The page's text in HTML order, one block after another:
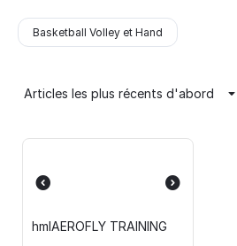
Basketball Volley et Hand
Articles les plus récents d'abord
hmlAEROFLY TRAINING